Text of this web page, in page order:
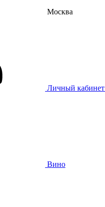
Москва
Личный кабинет
Вино